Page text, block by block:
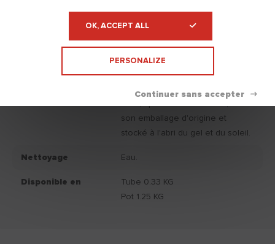
Classemement
NC
Couleur produit
Blanc.
Conservation du produit : 12
son emballage d'origine et
stocké à l'abri du gel et du soleil.
Nettoyage Eau.
Disponible en
Tube 0.33 KG
Pot 1.25 KG
OK, ACCEPT ALL
PERSONALIZE